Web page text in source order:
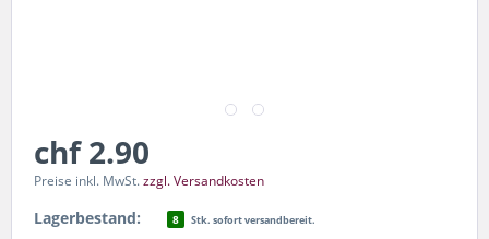
chf 2.90
Preise inkl. MwSt.zzgl. Versandkosten
Lagerbestand: 8 Stk. sofort versandbereit.